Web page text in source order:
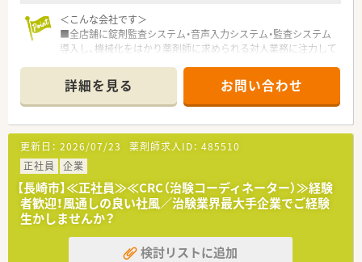
＜こんな会社です＞
■全店舗に錠剤監査システム・音声入力システム・監査システム
導入し、機械化をはかり薬剤師に求められる対人業務に注力して
■健康サポート薬局を2017年3店舗→2018年7月16店舗→2022
年3月には50店舗へ拡大を予定しています。
■女性活躍推進法に基づく基準適合厚生大臣より「えるぼし（最
高位の3段階目）」認定を取得しています。
■健康寿命を延ばす次世代ヘルスケア店舗の構築、サプリメント
バー・ヘルスケアラウンジ・ビューティーケアスタジオを設け、栄
養士・薬剤師・化粧品担当者が様々な視点からお客様の健康を管
理しています。
■チャレンジし、実績を残していければ様々なキャリアを広げて
いけます。
リクルーターや、店舗開発、商品開発、新規プロジェクトなど活
躍できるフィールドは様々で、社内公募制度があり、自らチャン
スを掴むことができます。
詳細を見る お問い合わせ
更新日： 2026/07/23 薬剤師求人ID： 485510
正社員
企業
【長崎市】≪正社員≫≪CRC（治験コーディネーター）≫経験
者歓迎！風通しの良い社風／治験業界最大手企業でご経験
生かしませんか？
検討リストに追加